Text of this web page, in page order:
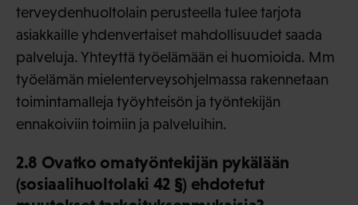
terveydenhuoltolain perusteella tulee tarjota
asiakkaille yhdenvertaiset mahdollisuudet saada
palveluja. Yhteyttä työelämään ei huomioida. Mm
työelämän mielenterveysohjelmassa rakennetaan
toimintamalleja työyhteisön ja työntekijän
ennakoiviin toimiin ja palveluihin.
2.8 Ovatko omatyöntekijän pykälään
(sosiaalihuoltolaki 42 §) ehdotetut